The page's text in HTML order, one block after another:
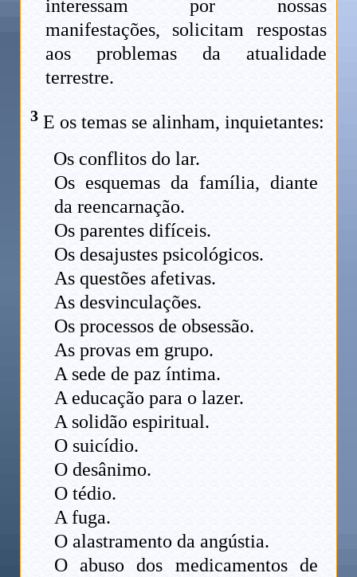
interessam por nossas
manifestações, solicitam respostas
aos problemas da atualidade
terrestre.
3 E os temas se alinham, inquietantes:
Os conflitos do lar.
Os esquemas da família, diante
da reencarnação.
Os parentes difíceis.
Os desajustes psicológicos.
As questões afetivas.
As desvinculações.
Os processos de obsessão.
As provas em grupo.
A sede de paz íntima.
A educação para o lazer.
A solidão espiritual.
O suicídio.
O desânimo.
O tédio.
A fuga.
O alastramento da angústia.
O abuso dos medicamentos de